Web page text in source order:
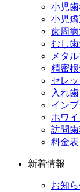
小児
小児矯
歯周
むし
メタ
精密根
セレッ
入れ歯
イン
ホワ
訪問
料金表
新着情報
お知